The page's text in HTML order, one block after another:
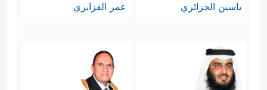
ياسين الجزائري عمر القزابري